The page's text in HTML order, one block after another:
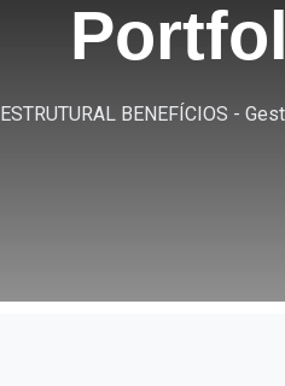
ESTRUTURAL BENEFÍCIOS -